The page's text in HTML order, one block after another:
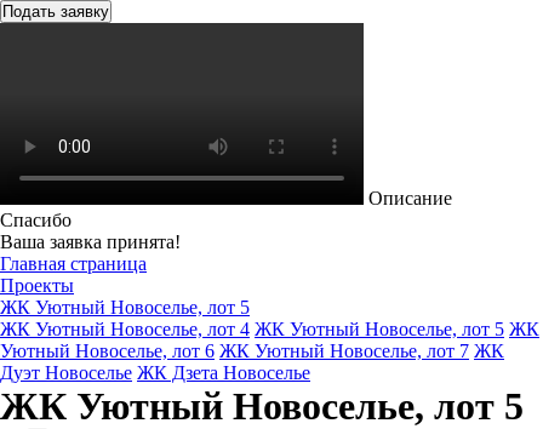
Описание
Спасибо
Ваша заявка принята!
Главная страница
Проекты
ЖК Уютный Новоселье, лот 5
ЖК Уютный Новоселье, лот 4 ЖК Уютный Новоселье, лот 5 ЖК
Уютный Новоселье, лот 6 ЖК Уютный Новоселье, лот 7 ЖК
Дуэт Новоселье ЖК Дзета Новоселье
ЖК Уютный Новоселье, лот 5